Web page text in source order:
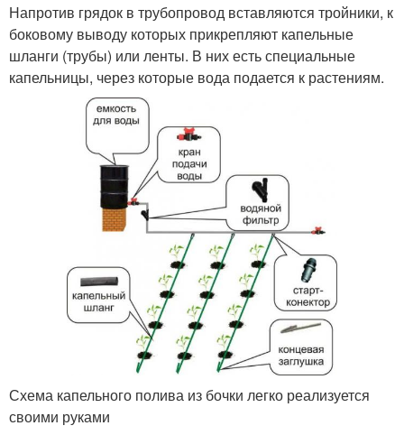
Напротив грядок в трубопровод вставляются тройники, к
боковому выводу которых прикрепляют капельные
шланги (трубы) или ленты. В них есть специальные
капельницы, через которые вода подается к растениям.
Схема капельного полива из бочки легко реализуется
своими руками